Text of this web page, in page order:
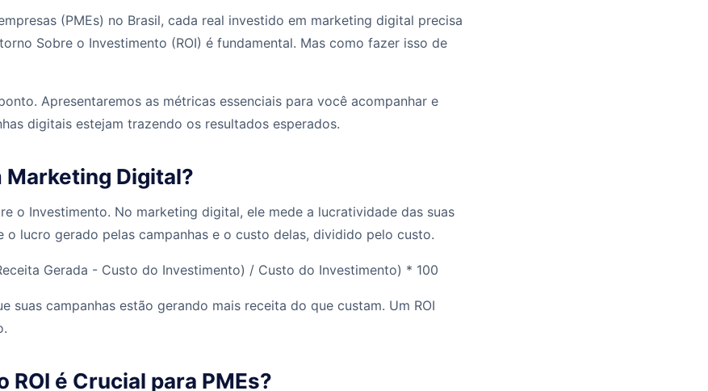
(PMEs) no Brasil, cada real investido em marketing digital precisa
Sobre o Investimento (ROI) é fundamental. Mas como fazer isso de
Apresentaremos as métricas essenciais para você acompanhar e
digitais estejam trazendo os resultados esperados.
Marketing Digital?
o Investimento. No marketing digital, ele mede a lucratividade das suas
o lucro gerado pelas campanhas e o custo delas, dividido pelo custo.
Gerada - Custo do Investimento) / Custo do Investimento) * 100
suas campanhas estão gerando mais receita do que custam. Um ROI
ROI é Crucial para PMEs?